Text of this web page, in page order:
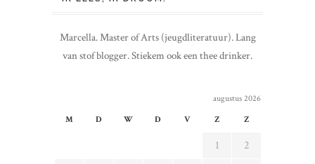
Marcella. Master of Arts (jeugdliteratuur). Lang
van stof blogger. Stiekem ook een thee drinker.
augustus 2026
M
D W D V Z Z
1
2